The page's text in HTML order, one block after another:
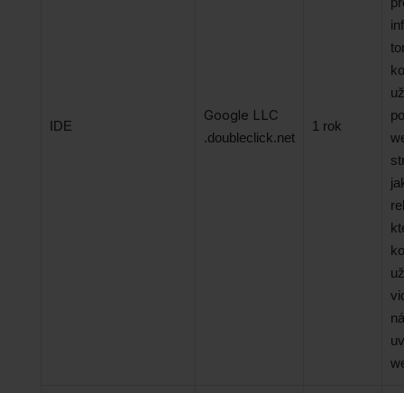
IDE
Google LLC
.doubleclick.net
1 rok